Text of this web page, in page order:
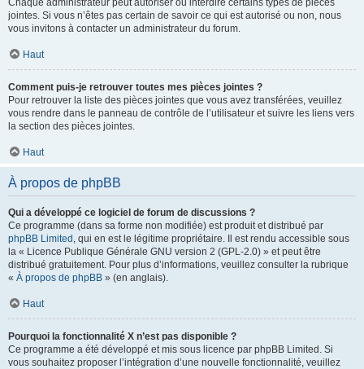
Chaque administrateur peut autoriser ou interdire certains types de pièces
jointes. Si vous n’êtes pas certain de savoir ce qui est autorisé ou non, nous
vous invitons à contacter un administrateur du forum.
Haut
Comment puis-je retrouver toutes mes pièces jointes ?
Pour retrouver la liste des pièces jointes que vous avez transférées, veuillez
vous rendre dans le panneau de contrôle de l’utilisateur et suivre les liens vers
la section des pièces jointes.
Haut
À propos de phpBB
Qui a développé ce logiciel de forum de discussions ?
Ce programme (dans sa forme non modifiée) est produit et distribué par
phpBB Limited , qui en est le légitime propriétaire. Il est rendu accessible sous
la « Licence Publique Générale GNU version 2 (GPL-2.0) » et peut être
distribué gratuitement. Pour plus d’informations, veuillez consulter la rubrique
« À propos de phpBB » (en anglais).
Haut
Pourquoi la fonctionnalité X n’est pas disponible ?
Ce programme a été développé et mis sous licence par phpBB Limited. Si
vous souhaitez proposer l’intégration d’une nouvelle fonctionnalité, veuillez